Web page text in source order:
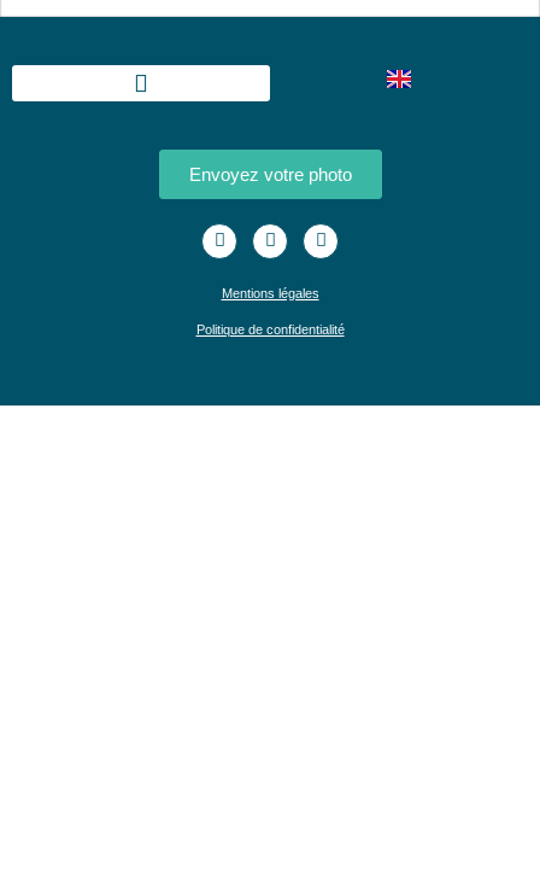
Envoyez votre photo
Mentions légales
Politique de confidentialité